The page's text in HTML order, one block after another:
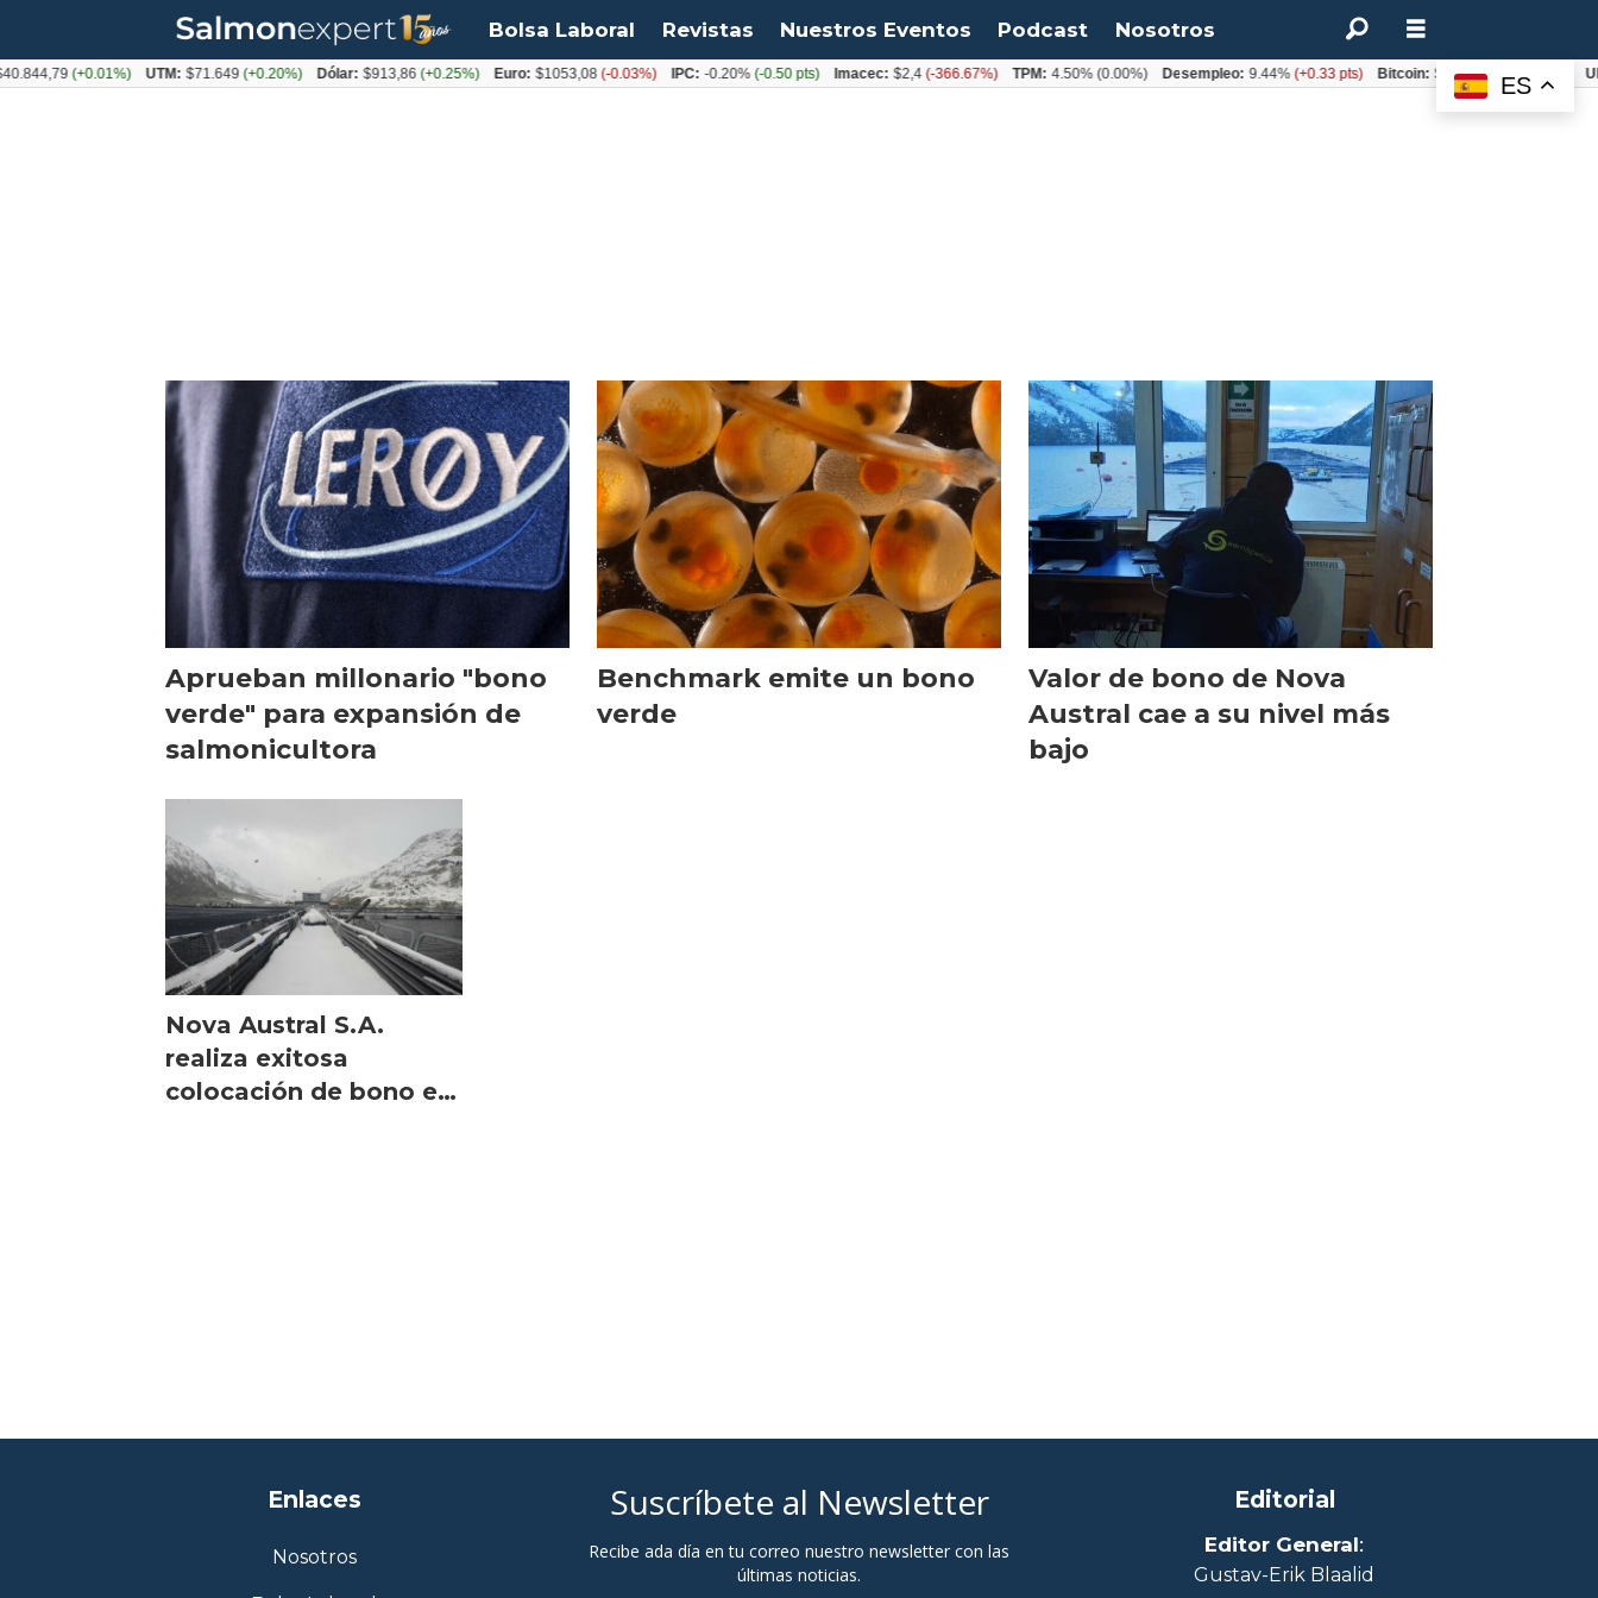
Bolsa Laboral Revistas Nuestros Eventos Podcast Nosotros
Tag:
Aprueban millonario "bono
verde" para expansión de
salmonicultora
Benchmark emite un bono
verde
Valor de bono de Nova
Austral cae a su nivel más
bajo
Nova Austral S.A.
realiza exitosa
colocación de bono en
Enlaces
Nosotros
Suscríbete al Newsletter
Recibe ada día en tu correo nuestro newsletter con las
últimas noticias.
Editorial
Editor General:
Gustav-Erik Blaalid
ES
(+0.01%) UTM: $71.649(+0.20%) Dólar: $913,86(+0.25%) Euro: $1053,08(-0.03%) IPC: -0.20%(-0.50 pts) Imacec: $2,4 (-366.67%) TPM: 4.50%(0.00%) Desempleo: 9.44%(+0.33 pts) Bitcoin: $64.600,08 UF: